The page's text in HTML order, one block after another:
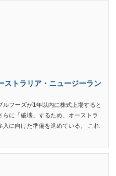
ストラリア・ニュージーラン
フーズが1年以内に株式上場すると
に「破壊」するため、オーストラ
入に向けた準備を進めている。 これ